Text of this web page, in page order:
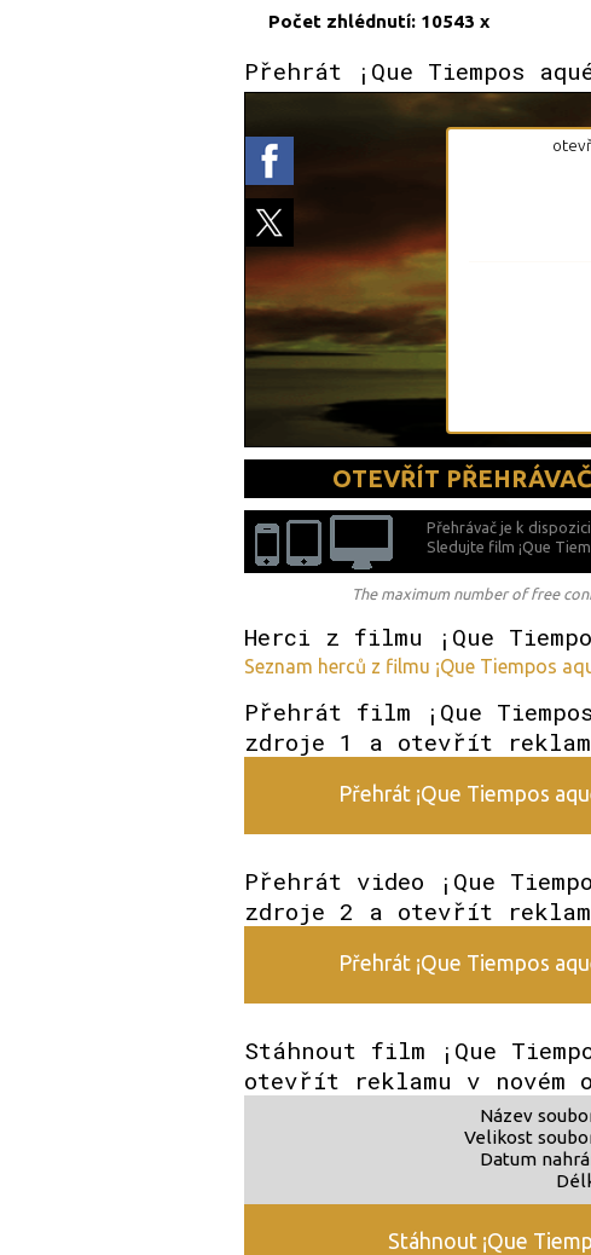
Počet zhlédnutí: 10543 x
Přehrát ¡Que Tiempos
OTEVŘÍT
Přehrávač je k
Sledujte film ¡Que
The maximum number of free
Herci z filmu ¡Que
Seznam herců z filmu ¡Que Tiempos
Přehrát film ¡Que
zdroje 1 a otevřít
Přehrát ¡Que Tiempos
Přehrát video ¡Que
zdroje 2 a otevřít
Přehrát ¡Que Tiempos
Stáhnout film ¡Que
otevřít reklamu v novém
Název
Velikost
Datum
Stáhnout ¡Que